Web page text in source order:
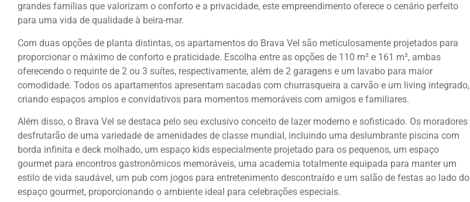
grandes famílias que valorizam o conforto e a privacidade, este empreendimento oferece o cenário perfeito
para uma vida de qualidade à beira-mar.
Com duas opções de planta distintas, os apartamentos do Brava Vel são meticulosamente projetados para
proporcionar o máximo de conforto e praticidade. Escolha entre as opções de 110 m² e 161 m², ambas
oferecendo o requinte de 2 ou 3 suítes, respectivamente, além de 2 garagens e um lavabo para maior
comodidade. Todos os apartamentos apresentam sacadas com churrasqueira a carvão e um living integrado,
criando espaços amplos e convidativos para momentos memoráveis com amigos e familiares.
Além disso, o Brava Vel se destaca pelo seu exclusivo conceito de lazer moderno e sofisticado. Os moradores
desfrutarão de uma variedade de amenidades de classe mundial, incluindo uma deslumbrante piscina com
borda infinita e deck molhado, um espaço kids especialmente projetado para os pequenos, um espaço
gourmet para encontros gastronômicos memoráveis, uma academia totalmente equipada para manter um
estilo de vida saudável, um pub com jogos para entretenimento descontraído e um salão de festas ao lado do
espaço gourmet, proporcionando o ambiente ideal para celebrações especiais.